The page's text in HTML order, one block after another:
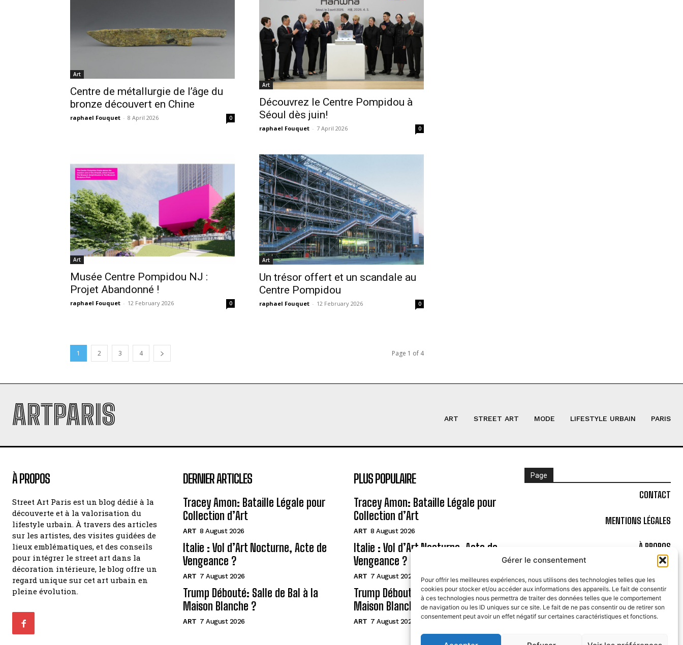
Gérer le consentement
Pour offrir les meilleures expériences, nous utilisons des technologies telles que les
cookies pour stocker et/ou accéder aux informations des appareils. Le fait de consentir
à ces technologies nous permettra de traiter des données telles que le comportement
de navigation ou les ID uniques sur ce site. Le fait de ne pas consentir ou de retirer son
consentement peut avoir un effet négatif sur certaines caractéristiques et fonctions.
Art
Centre de métallurgie de l’âge du
bronze découvert en Chine
raphael Fouquet - 8 April 2026 0
Art
Découvrez le Centre Pompidou à
Séoul dès juin!
raphael Fouquet - 7 April 2026 0
Art
Musée Centre Pompidou NJ :
Projet Abandonné !
raphael Fouquet - 12 February 2026 0
Art
Un trésor offert et un scandale au
Centre Pompidou
raphael Fouquet - 12 February 2026 0
1 2 3 4 Page 1 of 4
ARTPARIS ART STREET ART MODE LIFESTYLE URBAIN PARIS
À PROPOS
Street Art Paris est un blog dédié à la
découverte et à la valorisation du
lifestyle urbain. À travers des articles
sur les artistes, des visites guidées de
lieux emblématiques, et des conseils
pour intégrer le street art dans la
décoration intérieure, le blog offre un
regard unique sur cet art urbain en
pleine évolution.
DERNIER ARTICLES
Tracey Amon: Bataille Légale pour
Collection d’Art
ART 8 August 2026
Italie : Vol d’Art Nocturne, Acte de
Vengeance ?
ART 7 August 2026
Trump Débouté: Salle de Bal à la
Maison Blanche ?
ART 7 August 2026
PLUS POPULAIRE
Tracey Amon: Bataille Légale pour
Collection d’Art
ART 8 August 2026
Italie : Vol d’Art Nocturne, Acte de
Vengeance ?
ART 7 August 2026
Trump Débouté: Salle de Bal à la
Maison Blanche ?
ART 7 August 2026
Page
CONTACT
MENTIONS LÉGALES
À PROPOS